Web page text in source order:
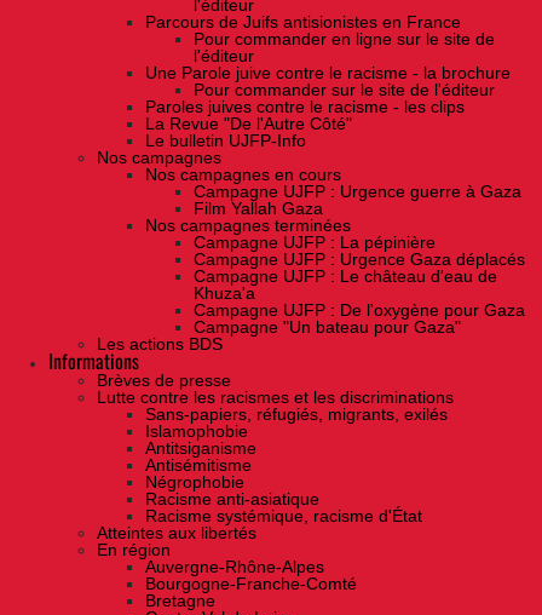
l'éditeur
Parcours de Juifs antisionistes en France
Pour commander en ligne sur le site de
l'éditeur
Une Parole juive contre le racisme - la brochure
Pour commander sur le site de l'éditeur
Paroles juives contre le racisme - les clips
La Revue "De l'Autre Côté"
Le bulletin UJFP-Info
Nos campagnes
Nos campagnes en cours
Campagne UJFP : Urgence guerre à Gaza
Film Yallah Gaza
Nos campagnes terminées
Campagne UJFP : La pépinière
Campagne UJFP : Urgence Gaza déplacés
Campagne UJFP : Le château d'eau de
Khuza'a
Campagne UJFP : De l'oxygène pour Gaza
Campagne "Un bateau pour Gaza"
Les actions BDS
Informations
Brèves de presse
Lutte contre les racismes et les discriminations
Sans-papiers, réfugiés, migrants, exilés
Islamophobie
Antitsiganisme
Antisémitisme
Négrophobie
Racisme anti-asiatique
Racisme systémique, racisme d'État
Atteintes aux libertés
En région
Auvergne-Rhône-Alpes
Bourgogne-Franche-Comté
Bretagne